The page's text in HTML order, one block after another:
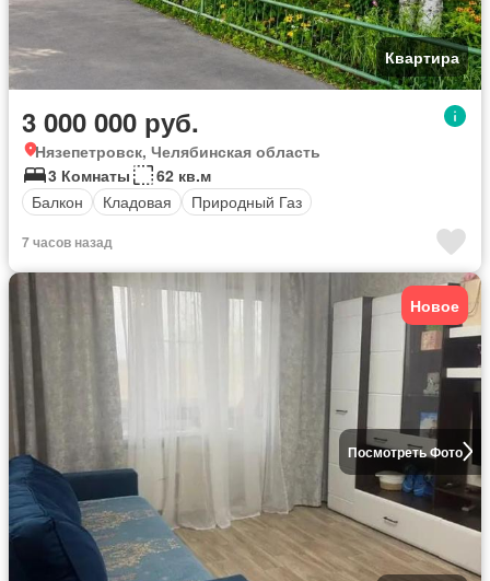
Квартира
3 000 000 руб.
Нязепетровск, Челябинская область
3 Комнаты
62 кв.м
Балкон
Кладовая Природный Газ
7 часов назад
Посмотреть Фото
Новое